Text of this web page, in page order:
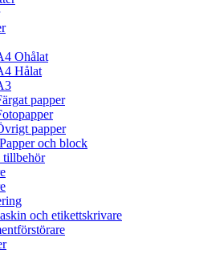
Ohålat
Hålat
papper
papper
och block
tillbehör
och etikettskrivare